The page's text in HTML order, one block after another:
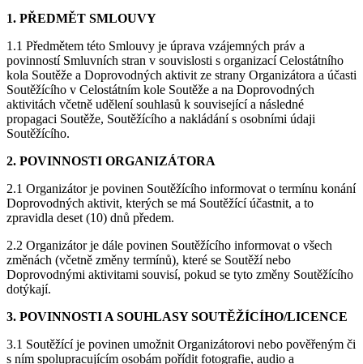
1. PŘEDMĚT SMLOUVY
1.1 Předmětem této Smlouvy je úprava vzájemných práv a
povinností Smluvních stran v souvislosti s organizací Celostátního
kola Soutěže a Doprovodných aktivit ze strany Organizátora a účasti
Soutěžícího v Celostátním kole Soutěže a na Doprovodných
aktivitách včetně udělení souhlasů k související a následné
propagaci Soutěže, Soutěžícího a nakládání s osobními údaji
Soutěžícího.
2. POVINNOSTI ORGANIZÁTORA
2.1 Organizátor je povinen Soutěžícího informovat o termínu konání
Doprovodných aktivit, kterých se má Soutěžící účastnit, a to
zpravidla deset (10) dnů předem.
2.2 Organizátor je dále povinen Soutěžícího informovat o všech
změnách (včetně změny termínů), které se Soutěží nebo
Doprovodnými aktivitami souvisí, pokud se tyto změny Soutěžícího
dotýkají.
3. POVINNOSTI A SOUHLASY SOUTĚŽÍCÍHO/LICENCE
3.1 Soutěžící je povinen umožnit Organizátorovi nebo pověřeným či
s ním spolupracujícím osobám pořídit fotografie, audio a